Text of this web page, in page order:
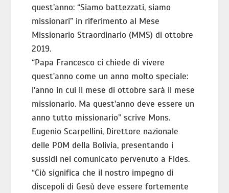
quest’anno: “Siamo battezzati, siamo
missionari” in riferimento al Mese
Missionario Straordinario (MMS) di ottobre
2019.
“Papa Francesco ci chiede di vivere
quest'anno come un anno molto speciale:
l'anno in cui il mese di ottobre sarà il mese
missionario. Ma quest'anno deve essere un
anno tutto missionario” scrive Mons.
Eugenio Scarpellini, Direttore nazionale
delle POM della Bolivia, presentando i
sussidi nel comunicato pervenuto a Fides.
“Ciò significa che il nostro impegno di
discepoli di Gesù deve essere fortemente